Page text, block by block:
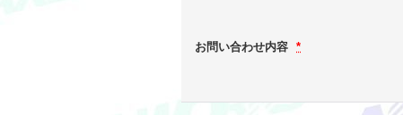
お問い合わせ内容 *